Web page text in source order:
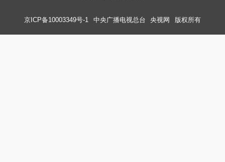
京ICP备10003349号-1 中央广播电视总台 央视网 版权所有